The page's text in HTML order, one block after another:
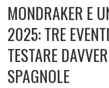
MONDRAKER E
2025: TRE
TESTARE
SPAGNOLE